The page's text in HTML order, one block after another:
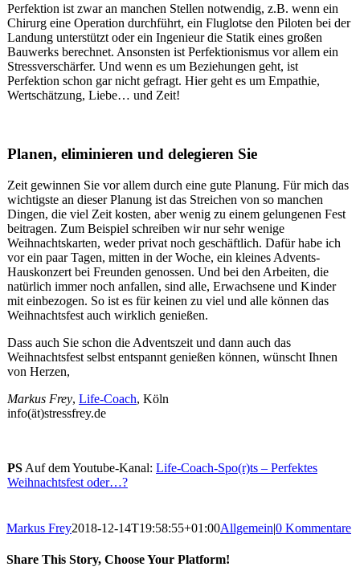
Perfektion ist zwar an manchen Stellen notwendig, z.B. wenn ein
Chirurg eine Operation durchführt, ein Fluglotse den Piloten bei der
Landung unterstützt oder ein Ingenieur die Statik eines großen
Bauwerks berechnet. Ansonsten ist Perfektionismus vor allem ein
Stressverschärfer. Und wenn es um Beziehungen geht, ist
Perfektion schon gar nicht gefragt. Hier geht es um Empathie,
Wertschätzung, Liebe… und Zeit!
Planen, eliminieren und delegieren Sie
Zeit gewinnen Sie vor allem durch eine gute Planung. Für mich das
wichtigste an dieser Planung ist das Streichen von so manchen
Dingen, die viel Zeit kosten, aber wenig zu einem gelungenen Fest
beitragen. Zum Beispiel schreiben wir nur sehr wenige
Weihnachtskarten, weder privat noch geschäftlich. Dafür habe ich
vor ein paar Tagen, mitten in der Woche, ein kleines Advents-
Hauskonzert bei Freunden genossen. Und bei den Arbeiten, die
natürlich immer noch anfallen, sind alle, Erwachsene und Kinder
mit einbezogen. So ist es für keinen zu viel und alle können das
Weihnachtsfest auch wirklich genießen.
Dass auch Sie schon die Adventszeit und dann auch das
Weihnachtsfest selbst entspannt genießen können, wünscht Ihnen
von Herzen,
Markus Frey, Life-Coach, Köln
info(ät)stressfrey.de
PS Auf dem Youtube-Kanal: Life-Coach-Spo(r)ts – Perfektes
Weihnachtsfest oder…?
Markus Frey2018-12-14T19:58:55+01:00Allgemein|0 Kommentare
Share This Story, Choose Your Platform!